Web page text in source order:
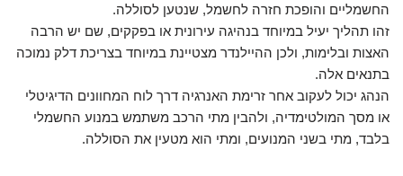
החשמליים והופכת חזרה לחשמל, שנטען לסוללה.
זהו תהליך יעיל במיוחד בנהיגה עירונית או בפקקים, שם יש הרבה
האצות ובלימות, ולכן ההיילנדר מצטיינת במיוחד בצריכת דלק נמוכה
בתנאים אלה.
הנהג יכול לעקוב אחר זרימת האנרגיה דרך לוח המחוונים הדיגיטלי
או מסך המולטימדיה, ולהבין מתי הרכב משתמש במנוע החשמלי
בלבד, מתי בשני המנועים, ומתי הוא מטעין את הסוללה.